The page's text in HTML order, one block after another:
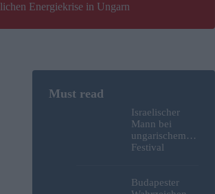
Energiekrise in Ungarn
Israelischer
Mann bei
ungarischem
Festival
Budapester